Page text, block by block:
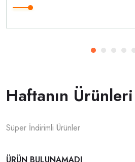
Haftanın Ürünleri
Süper İndirimli Ürünler